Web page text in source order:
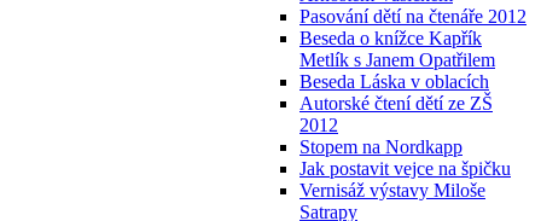
Pasování dětí na čtenáře 2012
Beseda o knížce Kapřík
Metlík s Janem Opatřilem
Beseda Láska v oblacích
Autorské čtení dětí ze ZŠ
2012
Stopem na Nordkapp
Jak postavit vejce na špičku
Vernisáž výstavy Miloše
Satrapy